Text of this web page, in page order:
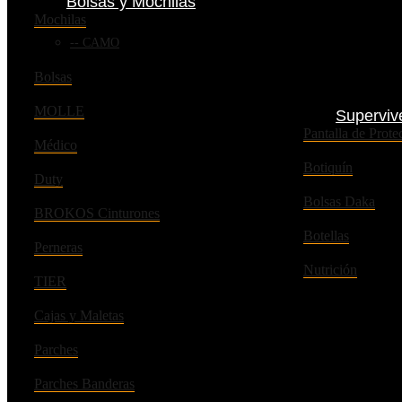
Mochilas
CAMO
Bolsas
MOLLE
Médico
Duty
BROKOS Cinturones
Perneras
TIER
Cajas y Maletas
Parches
Parches Banderas
Pantalla de
Botiquín
Bolsas Daka
Botellas
Nutrición